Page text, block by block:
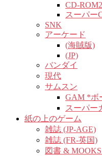
CD-ROM2
スーパー
SNK
アーケード
(海賊版)
(JP)
バンダイ
現代
サムスン
GAM *ボ
スーパー
紙の上のゲーム
雑誌 (JP-AGE)
雑誌 (FR-英国)
図書 &